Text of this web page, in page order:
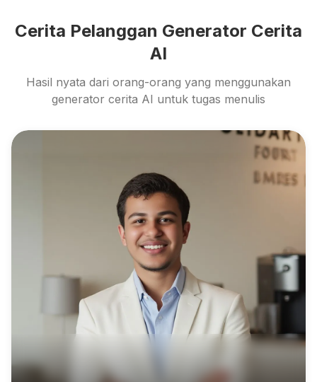
Cerita Pelanggan Generator Cerita
AI
Hasil nyata dari orang-orang yang menggunakan
generator cerita AI untuk tugas menulis